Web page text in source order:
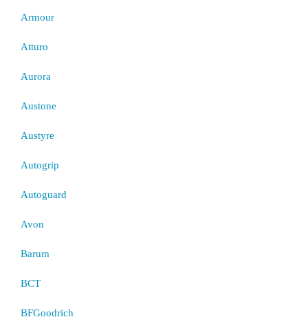
Armour
Atturo
Aurora
Austone
Austyre
Autogrip
Autoguard
Avon
Barum
BCT
BFGoodrich